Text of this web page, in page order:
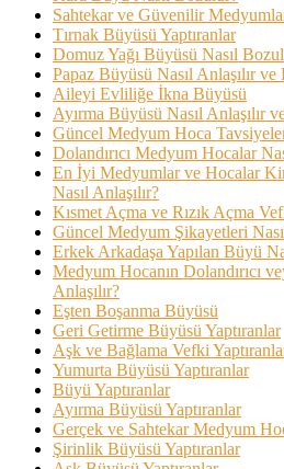
Sahtekar ve Güvenilir
Tırnak Büyüsü Yaptıranlar
Domuz Yağı Büyüsü Nasıl
Papaz Büyüsü Nasıl Anlaşılır
Aileyi Evliliğe İkna Büyüsü
Ayırma Büyüsü Nasıl Anlaşılır
Güncel Medyum Hoca
Dolandırıcı Medyum Hocalar
En İyi Medyumlar ve Hocalar
Nasıl Anlaşılır?
Kısmet Açma ve Rızık Açma
Güncel Medyum Şikayetleri
Erkek Arkadaşa Yapılan Büyü
Medyum Hocanın Dolandırıcı
Anlaşılır?
Eşten Boşanma Büyüsü
Geri Getirme Büyüsü Yaptıranlar
Aşk ve Bağlama Vefki
Yumurta Büyüsü Yaptıranlar
Büyü Yaptıranlar
Ayırma Büyüsü Yaptıranlar
Gerçek ve Sahtekar Medyum
Şirinlik Büyüsü Yaptıranlar